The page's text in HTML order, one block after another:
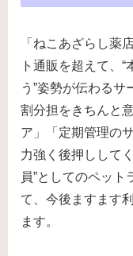
「ねこあざらし薬
ト通販を超えて、
う”姿勢が伝わる
割分担をきちんと
ア」「定期管理の
力強く後押しして
員”としてのペッ
て、今後ますます
ます。